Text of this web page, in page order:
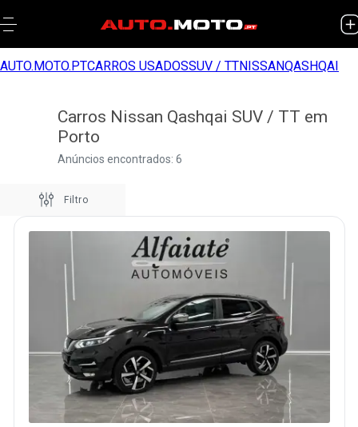
AUTO.MOTO.PTCARROS USADOSSUV / TTNISSANQASHQAI
Carros Nissan Qashqai SUV / TT em
Porto
Anúncios encontrados: 6
Filtro